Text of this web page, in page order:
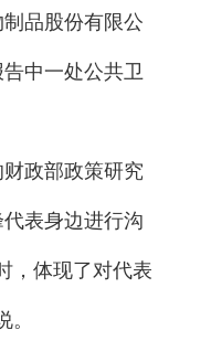
品股份有限公
中一处公共卫
政部政策研究
表身边进行沟
，体现了对代表